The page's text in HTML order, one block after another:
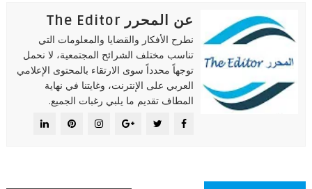
عن المحرر The Editor
نطرح الأفكار والقضايا والمعلومات التي
تناسب مختلف الشرائح المجتمعية، لا نحمل
توجهاً محدداً سوى الارتقاء بالمحتوى الإعلامي
العربي على الإنترنت، وغايتنا في نهاية
المطاف تقديم ما يلبي رغبات الجميع.